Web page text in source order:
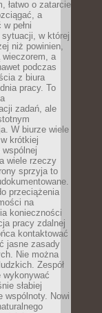
łatwo o zatarcie
a
pełni
w której
niż powinien,
wieczorem, a
podczas
z biura
pracy. To
zadań, ale
W biurze wiele
krótkiej
wiele rzeczy
sprzyja to
przeciążenia
na
konieczności
pracy zdalnej
kontaktować
jasne zasady
Nie można
Zespół
wykonywać
słabiej
wspólnoty. Nowi